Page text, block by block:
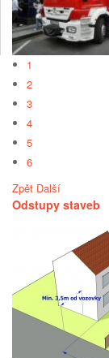
1
2
3
4
5
6
Zpět Další
Odstupy staveb